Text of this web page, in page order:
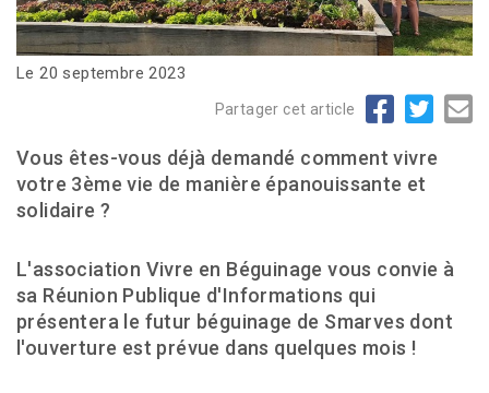
Le 20 septembre 2023
Partager cet article
Vous êtes-vous déjà demandé comment vivre
votre 3ème vie de manière épanouissante et
solidaire ?
L'association Vivre en Béguinage vous convie à
sa Réunion Publique d'Informations qui
présentera le futur béguinage de Smarves dont
l'ouverture est prévue dans quelques mois !